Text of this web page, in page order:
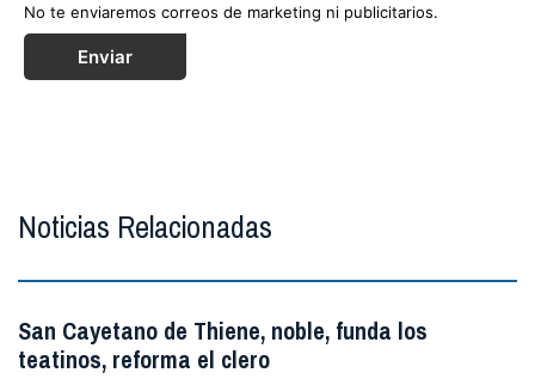
No te enviaremos correos de marketing ni publicitarios.
Enviar
Noticias Relacionadas
San Cayetano de Thiene, noble, funda los
teatinos, reforma el clero